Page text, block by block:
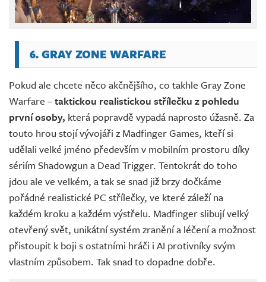
6. GRAY ZONE WARFARE
Pokud ale chcete něco akčnějšího, co takhle Gray Zone
Warfare –taktickou realistickou střílečku z pohledu
první osoby, která popravdě vypadá naprosto úžasně. Za
touto hrou stojí vývojáři z Madfinger Games, kteří si
udělali velké jméno především v mobilním prostoru díky
sériím Shadowgun a Dead Trigger. Tentokrát do toho
jdou ale ve velkém, a tak se snad již brzy dočkáme
pořádné realistické PC střílečky, ve které záleží na
každém kroku a každém výstřelu. Madfinger slibují velký
otevřený svět, unikátní systém zranění a léčení a možnost
přistoupit k boji s ostatními hráči i AI protivníky svým
vlastním způsobem. Tak snad to dopadne dobře.